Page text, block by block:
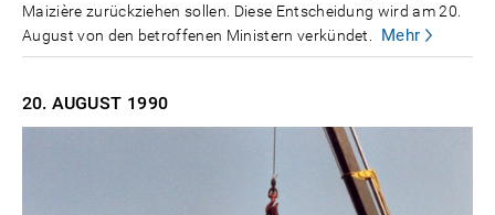
Maizière zurückziehen sollen. Diese Entscheidung wird am 20.
August von den betroffenen Ministern verkündet.
Mehr
20. AUGUST 1990